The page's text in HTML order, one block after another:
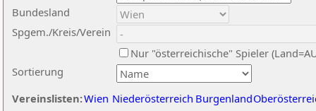
Sortierung
Bundesland
Spgem./Kreis/Verein
Nur "österreichische" Spieler
Vereinslisten:Wien Niederösterreich Burgenland